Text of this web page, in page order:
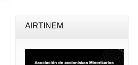
AIRTINEM